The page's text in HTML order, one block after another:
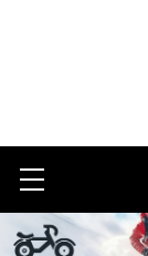
Hľadať
Menu